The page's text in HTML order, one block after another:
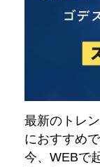
最新のトレ
におすすめで
今、WEBで